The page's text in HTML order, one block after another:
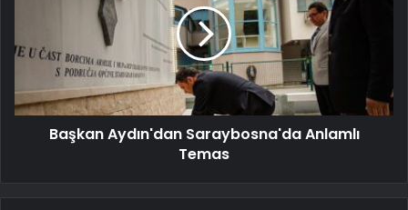
Başkan Aydın'dan Saraybosna'da Anlamlı
Temas